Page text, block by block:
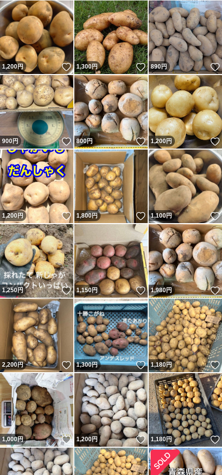
1,200円 いいね！
1,300円 いいね！
890円
900円 いいね！
800円 いいね！
1,200円
1,200円 いいね！
1,800円 いいね！
1,100円
1,250円 いいね！
1,150円 いいね！
1,980円
2,200円 いいね！
1,300円 いいね！
1,180円
1,000円 いいね！
1,200円 いいね！
1,180円